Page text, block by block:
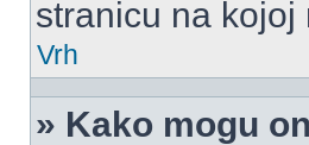
stranicu na
Vrh
» Kako mogu